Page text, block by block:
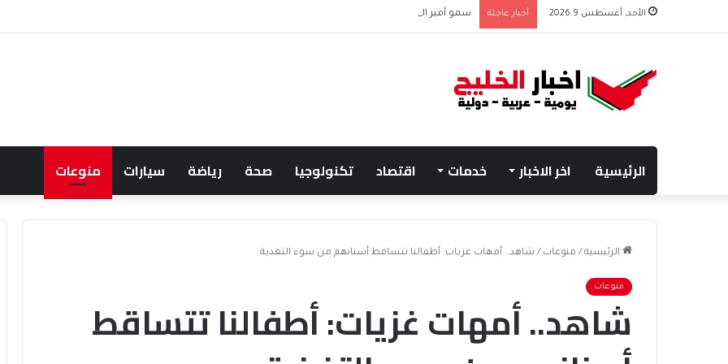
الأحد, أغسطس 9 2026 أخبار عاجلة
الرئيسية اخر الاخبار خدمات اقتصاد تكنولوجيا صحة رياضة سيارات منوعات
الرئيسية / منوعات / شاهد.. أمهات غزيات: أطفالنا تتساقط أسنانهم من سوء التغذية
منوعات
شاهد.. أمهات غزيات: أطفالنا تتساقط